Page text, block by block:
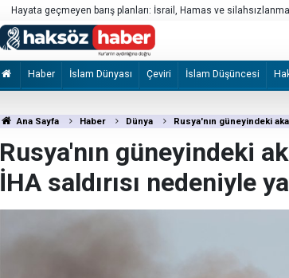
Hayata geçmeyen barış planları: İsrail, Hamas ve silahsızlanma
Haber İslam Dünyası Çeviri İslam Düşüncesi
Ana Sayfa Haber Dünya Rusya'nın güneyindeki
Rusya'nın güneyindeki
İHA saldırısı nedeniyle